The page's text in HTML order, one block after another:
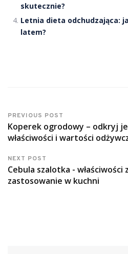
skutecznie?
Letnia dieta odchudzająca:
latem?
PREVIOUS POST
Koperek ogrodowy – odkryj
właściwości i wartości
NEXT POST
Cebula szalotka -
zastosowanie w kuchni